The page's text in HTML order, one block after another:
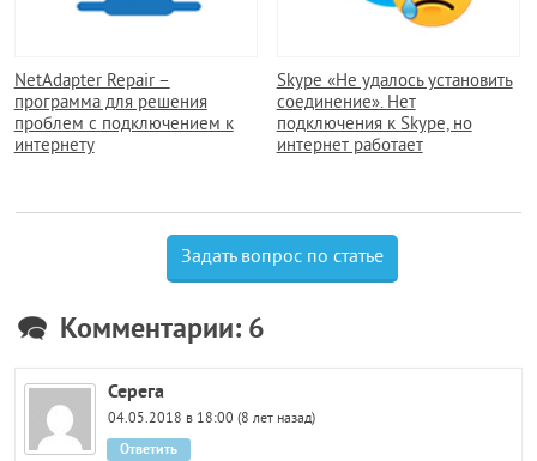
NetAdapter Repair –
программа для решения
проблем с подключением к
интернету
Skype «Не удалось установить
соединение». Нет
подключения к Skype, но
интернет работает
Задать вопрос по статье
Комментарии: 6
Серега
04.05.2018 в 18:00 (8 лет назад)
Ответить